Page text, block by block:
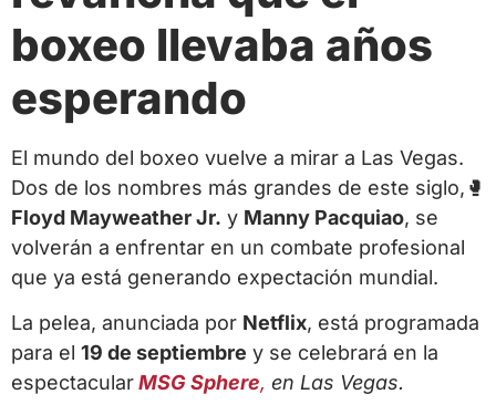
boxeo llevaba años
esperando
El mundo del boxeo vuelve a mirar a Las Vegas.
Dos de los nombres más grandes de este siglo,🥊
Floyd Mayweather Jr. y Manny Pacquiao, se
volverán a enfrentar en un combate profesional
que ya está generando expectación mundial.
La pelea, anunciada por Netflix, está programada
para el 19 de septiembre y se celebrará en la
espectacularMSG Sphere, en Las Vegas.